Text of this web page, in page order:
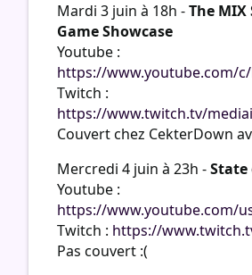
Mardi 3 juin à 18h -The
Game Showcase
Youtube :
https://www.youtube.com/
Twitch :
https://www.twitch.tv/
Couvert chez CekterDown
Mercredi 4 juin à 23h -State
Youtube :
https://www.youtube.com/
Twitch : https://
Pas couvert :(